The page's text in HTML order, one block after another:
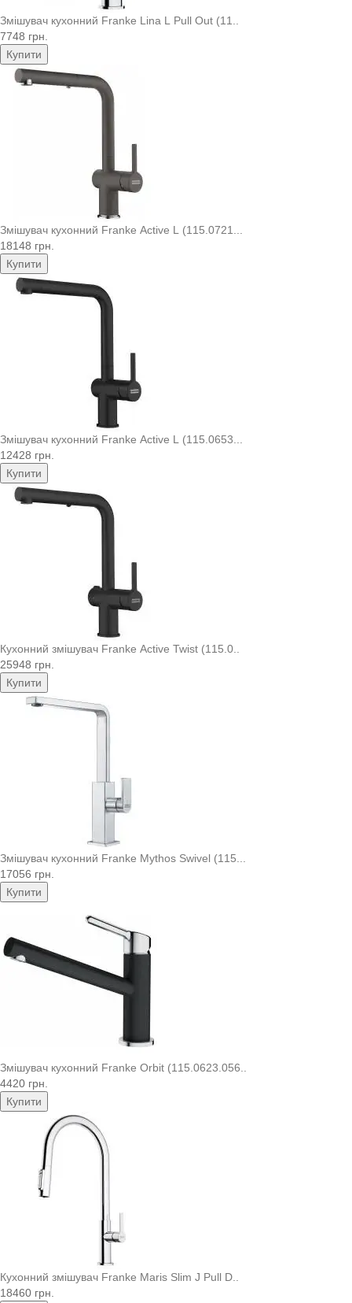
Змішувач кухонний Franke Lina L Pull Out (11..
7748 грн.
Купити
Змішувач кухонний Franke Active L (115.0721...
18148 грн.
Купити
Змішувач кухонний Franke Active L (115.0653...
12428 грн.
Купити
Кухонний змішувач Franke Active Twist (115.0..
25948 грн.
Купити
Змішувач кухонний Franke Mythos Swivel (115...
17056 грн.
Купити
Змішувач кухонний Franke Orbit (115.0623.056..
4420 грн.
Купити
Кухонний змішувач Franke Maris Slim J Pull D..
18460 грн.